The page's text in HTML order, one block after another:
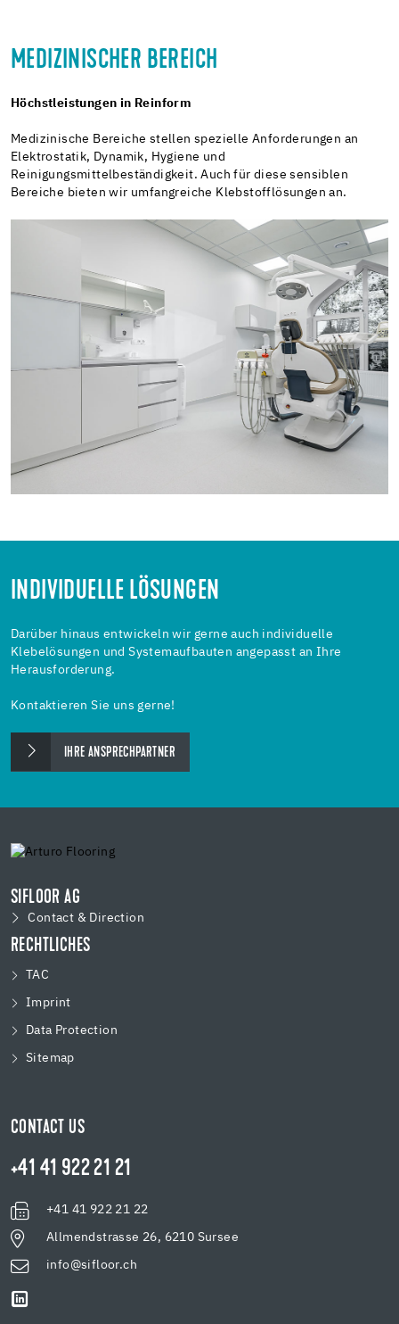
MEDIZINISCHER BEREICH
Höchstleistungen in Reinform
Medizinische Bereiche stellen spezielle Anforderungen an
Elektrostatik, Dynamik, Hygiene und
Reinigungsmittelbeständigkeit. Auch für diese sensiblen
Bereiche bieten wir umfangreiche Klebstofflösungen an.
INDIVIDUELLE LÖSUNGEN
Darüber hinaus entwickeln wir gerne auch individuelle
Klebelösungen und Systemaufbauten angepasst an Ihre
Herausforderung.
Kontaktieren Sie uns gerne!
IHRE ANSPRECHPARTNER
SIFLOOR AG
Contact & Direction
RECHTLICHES
TAC
Imprint
Data Protection
Sitemap
CONTACT US
+41 41 922 21 21
+41 41 922 21 22
Allmendstrasse 26, 6210 Sursee
info@sifloor.ch